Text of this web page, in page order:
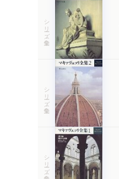
シリーズ・全集
シリーズ・全集
シリーズ・全集